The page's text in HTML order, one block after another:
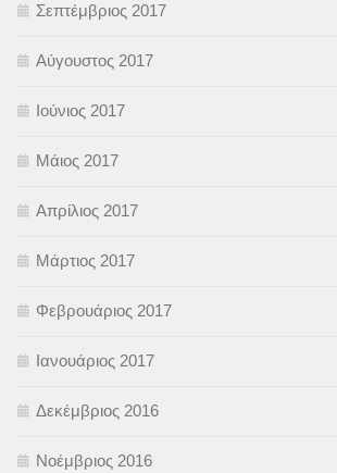
Σεπτέμβριος 2017
Αύγουστος 2017
Ιούνιος 2017
Μάιος 2017
Απρίλιος 2017
Μάρτιος 2017
Φεβρουάριος 2017
Ιανουάριος 2017
Δεκέμβριος 2016
Νοέμβριος 2016